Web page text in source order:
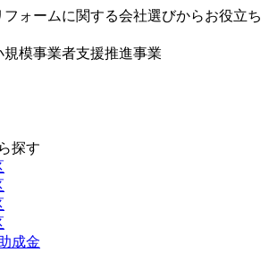
ォームに関する会社選びからお役立ち
模事業者支援推進事業
探す
成金